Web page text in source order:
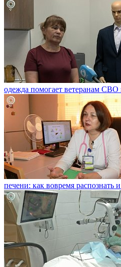
одежда помогает ветеранам СВО
печени: как вовремя распознать